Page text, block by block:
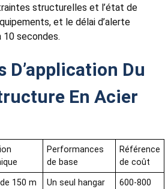
structurelles et l’état de
et le délai d’alerte
secondes.
D’application Du
En Acier
Performances
de base
Référence
de coût
150 m
Un seul hangar
600-800